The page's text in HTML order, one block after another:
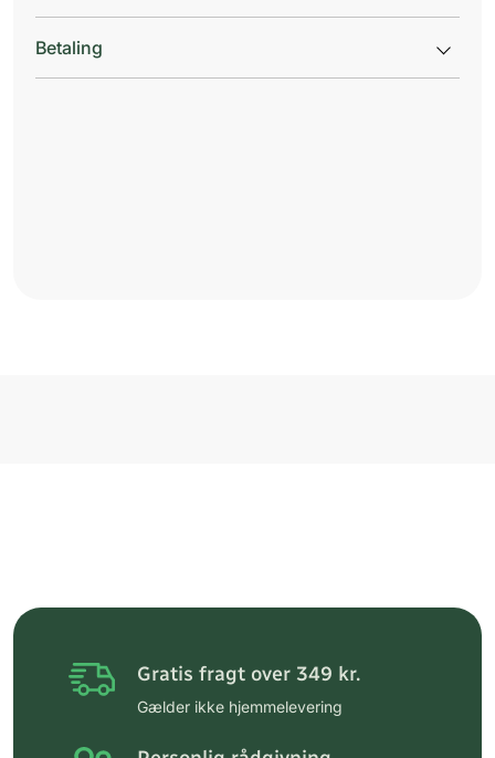
Betaling
Gratis fragt over 349 kr.
Gælder ikke hjemmelevering